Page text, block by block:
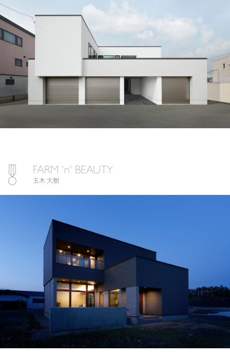
FARM 'n' BEAUTY
玉木 大樹